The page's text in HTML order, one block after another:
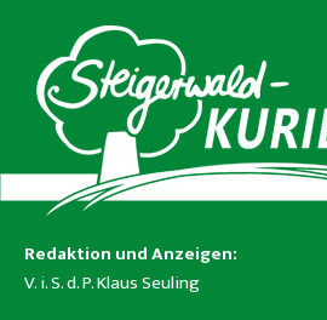
Redaktion und Anzeigen:
V. i. S. d. P. Klaus Seuling